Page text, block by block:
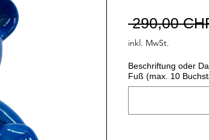
290,00
inkl. MwSt.
Beschriftung oder
Fuß (max. 10